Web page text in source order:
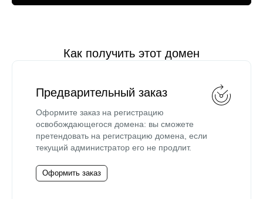
Как получить этот домен
Предварительный заказ
Оформите заказ на регистрацию
освобождающегося домена: вы сможете
претендовать на регистрацию домена, если
текущий администратор его не продлит.
Оформить заказ